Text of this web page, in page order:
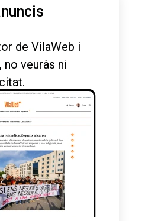
de VilaWeb i
no veuràs ni